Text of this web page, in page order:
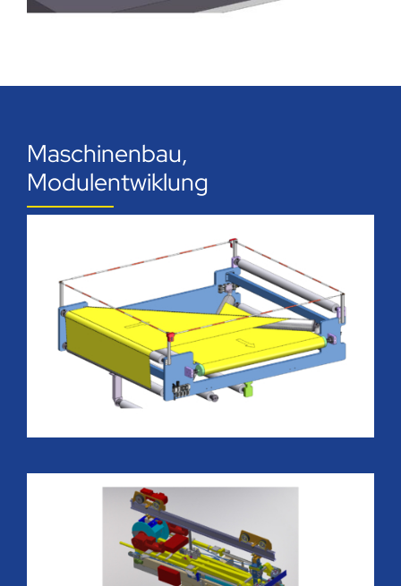
Maschinenbau,
Modulentwiklung